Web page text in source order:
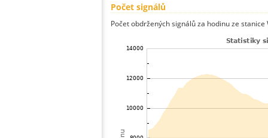
Počet signálů
Počet obdržených signálů za hodinu ze